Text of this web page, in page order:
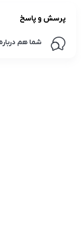
پرسش و پاسخ
شما هم